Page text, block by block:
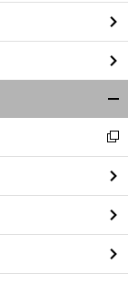
閉
る
新
し
い
ウ
ィ
ン
ド
ウ